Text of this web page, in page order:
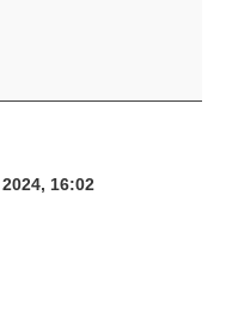
16:02